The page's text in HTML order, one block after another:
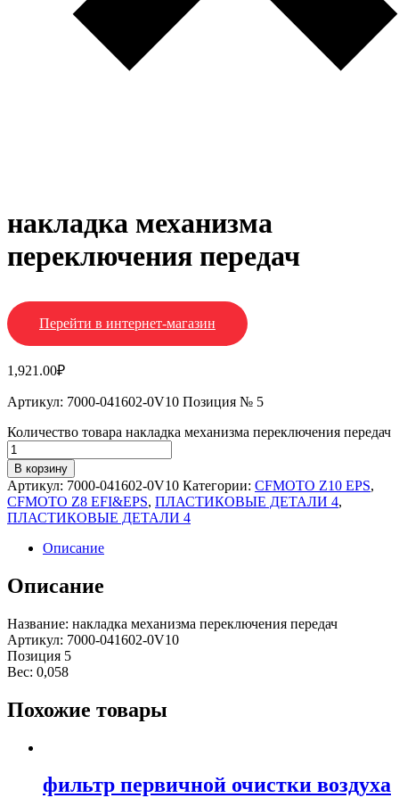
накладка механизма
переключения передач
Перейти в интернет-магазин
1,921.00₽
Артикул: 7000-041602-0V10 Позиция № 5
Количество товара накладка механизма переключения передач
В корзину
Артикул: 7000-041602-0V10 Категории: CFMOTO Z10 EPS,
CFMOTO Z8 EFI&EPS, ПЛАСТИКОВЫЕ ДЕТАЛИ 4,
ПЛАСТИКОВЫЕ ДЕТАЛИ 4
Описание
Описание
Название: накладка механизма переключения передач
Артикул: 7000-041602-0V10
Позиция 5
Вес: 0,058
Похожие товары
фильтр первичной очистки воздуха